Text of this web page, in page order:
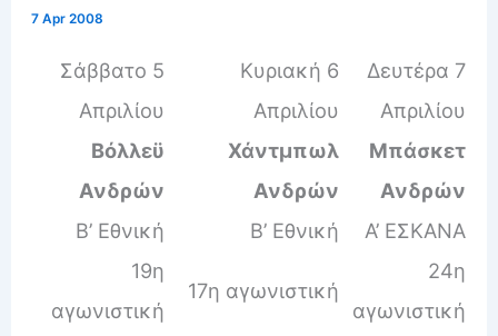
7 Apr 2008
Σάββατο 5
Απριλίου
Κυριακή 6
Απριλίου
Δευτέρα 7
Απριλίου
Βόλλεϋ
Ανδρών
Χάντμπωλ
Ανδρών
Μπάσκετ
Ανδρών
Β’ Εθνική
Β’ Εθνική
Α’ ΕΣΚΑΝΑ
19η
αγωνιστική
17η αγωνιστική
24η
αγωνιστική